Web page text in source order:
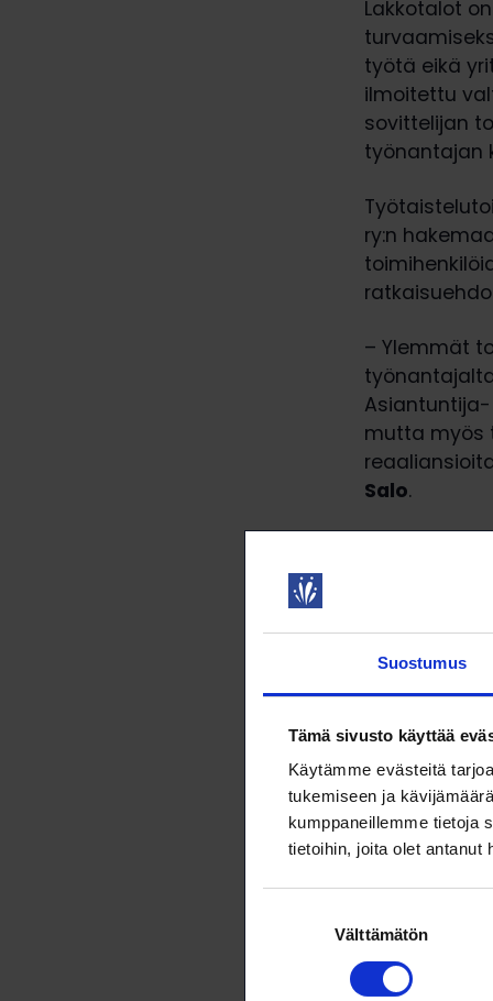
Suostumus
Tämä sivusto käyttää
Käytämme evästeitä
tukemiseen ja
kumppaneillemme tietoja
tietoihin, joita olet antanut
Välttämätön
Lakkotalot
työtä eikä
ilmoitettu
sovittelijan
työnantajan
ry:n
– Ylemmät
mutta myös
Salo.
alan
Loimussa
Aaro